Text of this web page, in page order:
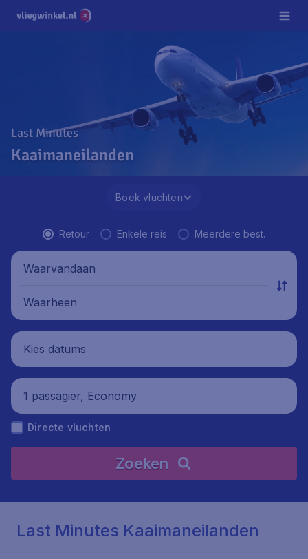
Last Minutes
Kaaimaneilanden
Boek vluchten
Retour Enkele reis Meerdere best.
Waarvandaan
Waarheen
Kies datums
1 passagier, Economy
Directe vluchten
Zoeken
Last Minutes Kaaimaneilanden